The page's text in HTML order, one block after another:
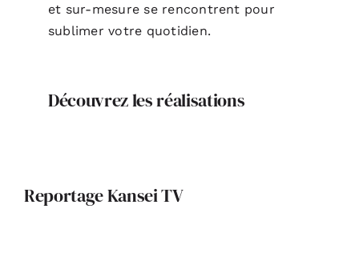
et sur-mesure se rencontrent pour
sublimer votre quotidien.
Découvrez les réalisations
Reportage Kansei TV